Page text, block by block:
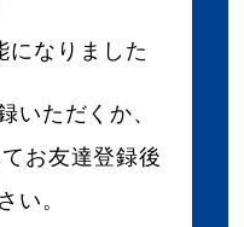
になりました
いただくか、
お友達登録後
い。